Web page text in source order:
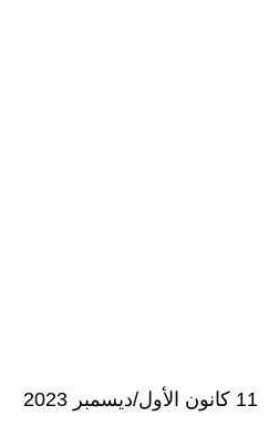
11 كانون الأول/ديسمبر 2023